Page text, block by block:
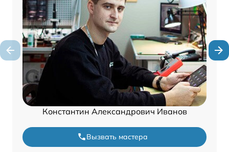
Константин Александрович Иванов
Вызвать мастера